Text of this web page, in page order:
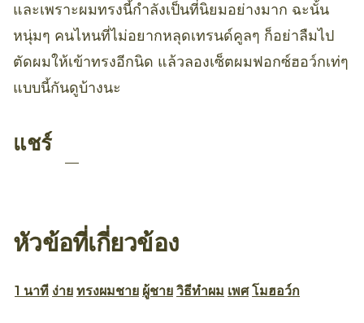
และเพราะผมทรงนี้กำลังเป็นที่นิยมอย่างมาก ฉะนั้น
หนุ่มๆ คนไหนที่ไม่อยากหลุดเทรนด์คูลๆ ก็อย่าลืมไป
ตัดผมให้เข้าทรงอีกนิด แล้วลองเซ็ตผมฟอกซ์ฮอว์กเท่ๆ
แบบนี้กันดูบ้างนะ
แชร์
หัวข้อที่เกี่ยวข้อง
1 นาที ง่าย ทรงผมชาย ผู้ชาย วิธีทำผม เพศ โมฮอว์ก